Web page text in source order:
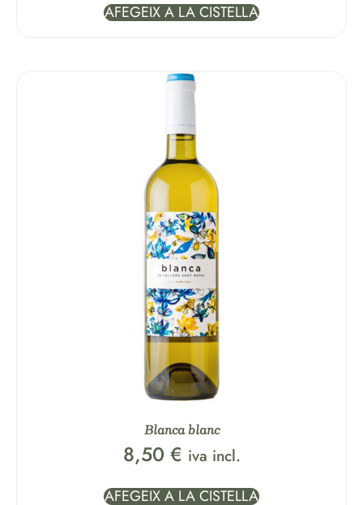
AFEGEIX A LA CISTELLA
Blanca blanc
8,50 € iva incl.
AFEGEIX A LA CISTELLA